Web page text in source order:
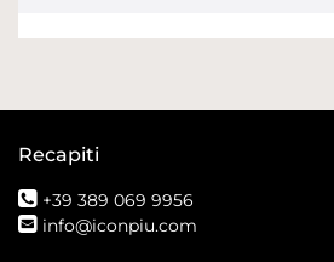
Recapiti
+39 389 069 9956
info@iconpiu.com